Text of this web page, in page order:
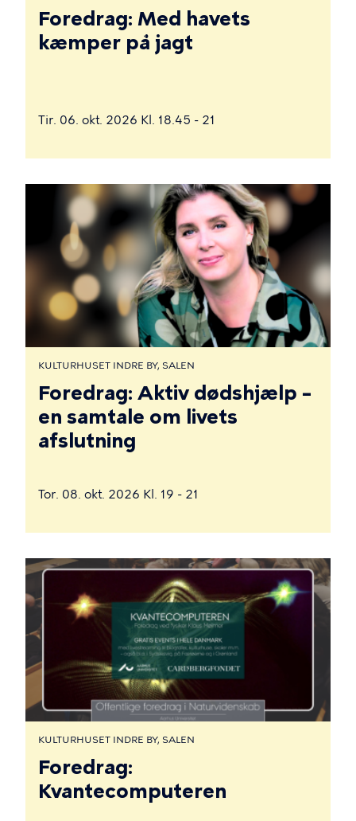
Foredrag: Med havets
kæmper på jagt
Tir. 06. okt. 2026 Kl. 18.45 - 21
KULTURHUSET INDRE BY, SALEN
Foredrag: Aktiv dødshjælp –
en samtale om livets
afslutning
Tor. 08. okt. 2026 Kl. 19 - 21
KULTURHUSET INDRE BY, SALEN
Foredrag:
Kvantecomputeren